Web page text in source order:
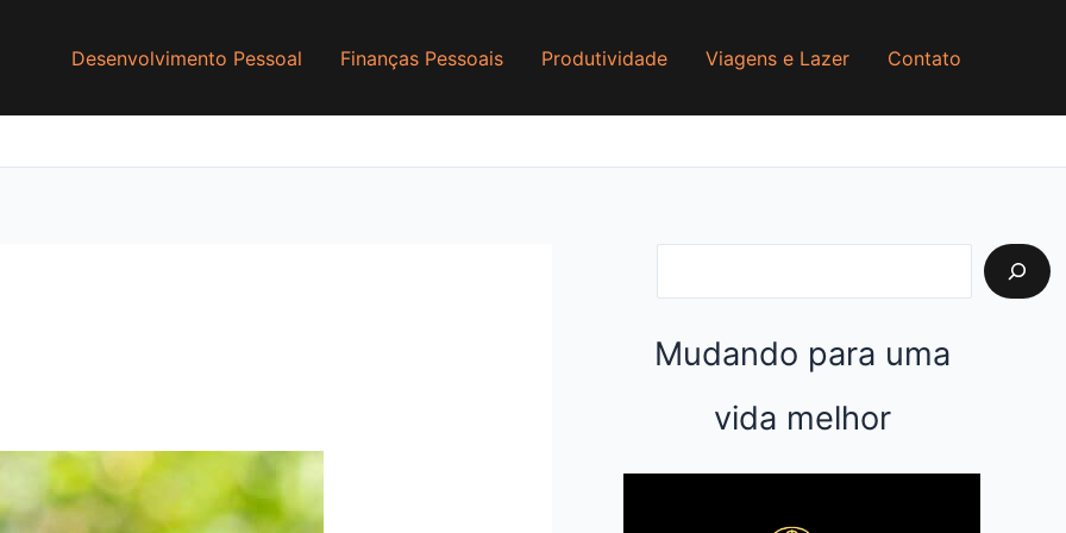
Desenvolvimento Pessoal Finanças Pessoais Produtividade Viagens e Lazer Contato
e
u
s
Mudando para uma
vida melhor